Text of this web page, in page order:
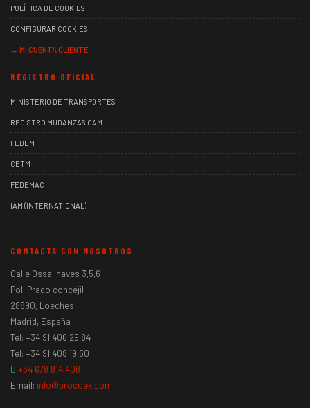
POLÍTICA DE COOKIES
CONFIGURAR COOKIES
→ MI CUENTA CLIENTE
REGISTRO OFICIAL
MINISTERIO DE TRANSPORTES
REGISTRO MUDANZAS CAM
FEDEM
CETM
FEDEMAC
IAM (INTERNATIONAL)
CONTACTA CON NOSOTROS
Calle Ossa, naves 3,5,6
Pol. Prado concejil
28890, Loeches
Madrid, España
Tel: +34 91 406 29 84
Tel: +34 91 408 19 50
+34 678 814 408
Email: info@procoex.com